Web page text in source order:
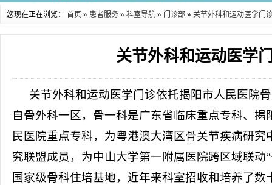
2026-07-31 学术聚力！妇儿分论坛精彩收官
揭阳市人民医院水电相关设施维护服
大咖云集探内科前沿！首届榕江医学
2026-07-31 学术聚力！妇儿分论坛精彩收官
2026-07-31 以学术聚合力 | 运动健康分论坛助
您现在正在浏览： 首页 » 患者服务 » 科室导航 » 门诊部 » 关节外科和运动医学门
关节外科和运动医学
关节外科和运动医学门诊依托揭阳市人民医院
自骨外科一区， 骨一科是广东省临床重点专科、揭
民医院重点专科，为粤港澳大湾区骨关节疾病研
究联盟成员，为中山大学第一附属医院跨区域联动
国家级骨科住培基地，近年来科室招收和培养了数